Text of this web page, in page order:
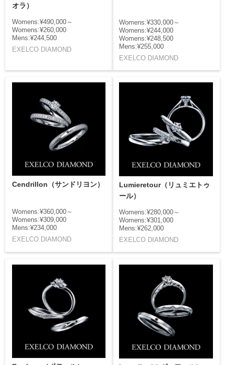
オラ）
Womens:¥490,000～
Womens:¥260,000
Mens:¥244,500
EXELCO DIAMOND
Womens:¥330,000～
Womens:¥244,000
Womens:¥248,500
Mens:¥255,000
EXELCO DIAMOND
Cendrillon（サンドリヨン）
Womens:¥360,000～
Womens:¥309,000
Mens:¥234,000
EXELCO DIAMOND
Lumieretour（リュミエトゥ
ール）
Womens:¥280,000～
Womens:¥301,000
Mens:¥262,000
EXELCO DIAMOND